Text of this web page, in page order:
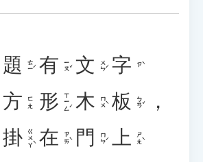
題 ㄊㄧˊ 有 ㄧㄡˇ 文 ㄨㄣˊ 字 ㄗˋ
方 ㄈㄤ 形 ㄒㄧㄥˊ 木 ㄇㄨˋ 板 ㄅㄢˇ
，
掛 ㄍㄨㄚˋ 在 ㄗㄞˋ 門 ㄇㄣˊ 上 ㄕㄤˋ